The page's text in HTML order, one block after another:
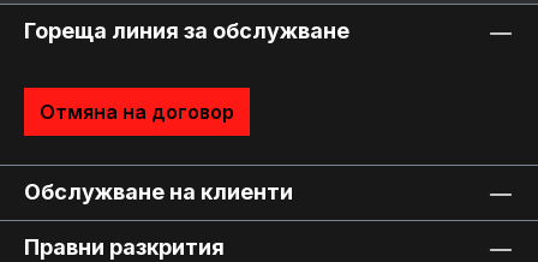
Гореща линия за обслужване
Отмяна на договор
Обслужване на клиенти
Правни разкрития